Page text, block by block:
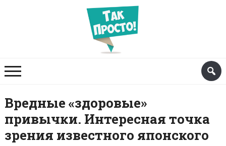
Вредные «здоровые»
привычки. Интересная точка
зрения известного японского